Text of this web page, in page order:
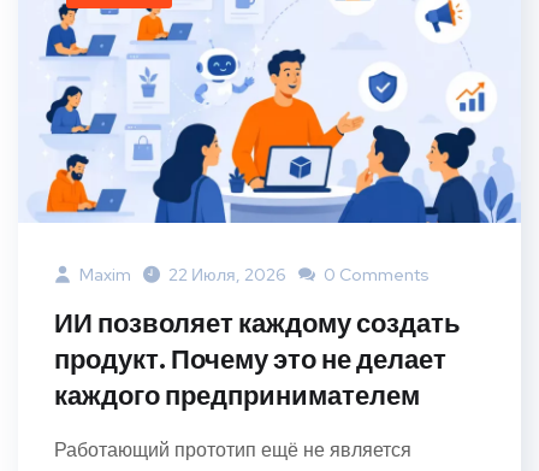
Maxim 22 Июля, 2026 0 Comments
ИИ позволяет каждому создать
продукт. Почему это не делает
каждого предпринимателем
Работающий прототип ещё не является